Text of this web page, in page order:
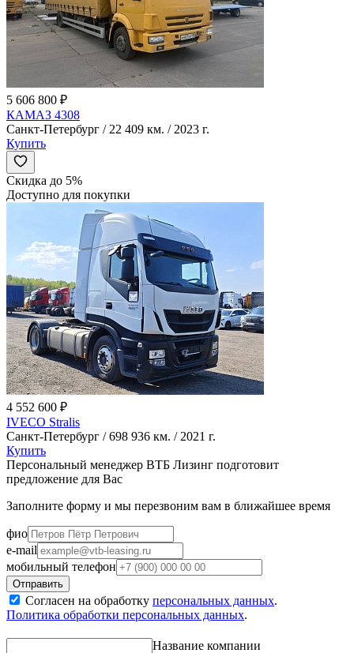
5 606 800 ₽
КАМАЗ 4308
Санкт-Петербург / 22 409 км. / 2023 г.
Купить
Скидка до 5%
Доступно для покупки
4 552 600 ₽
IVECO Stralis
Санкт-Петербург / 698 936 км. / 2021 г.
Купить
Персональный менеджер ВТБ Лизинг подготовит
предложение для Вас
Заполните форму и мы перезвоним вам в ближайшее время
фио
e-mail
мобильный телефон
Согласен на обработку персональных данных.
Политика обработки персональных данных.
Название компании